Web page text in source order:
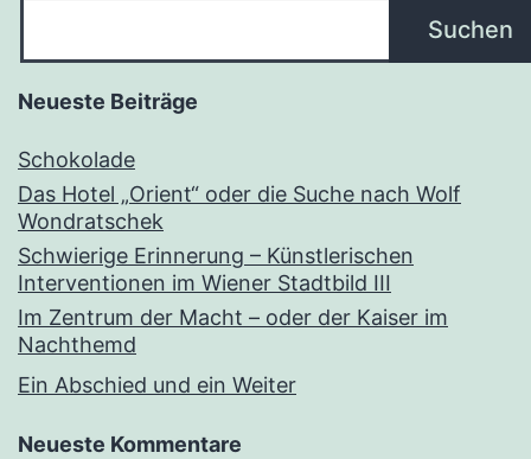
Suchen
Neueste Beiträge
Schokolade
Das Hotel „Orient“ oder die Suche nach Wolf
Wondratschek
Schwierige Erinnerung – Künstlerischen
Interventionen im Wiener Stadtbild III
Im Zentrum der Macht – oder der Kaiser im
Nachthemd
Ein Abschied und ein Weiter
Neueste Kommentare